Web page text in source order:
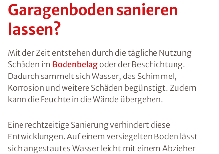
Garagenboden sanieren
lassen?
Mit der Zeit entstehen durch die tägliche Nutzung
Schäden im Bodenbelagoder der Beschichtung.
Dadurch sammelt sich Wasser, das Schimmel,
Korrosion und weitere Schäden begünstigt. Zudem
kann die Feuchte in die Wände übergehen.
Eine rechtzeitige Sanierung verhindert diese
Entwicklungen. Auf einem versiegelten Boden lässt
sich angestautes Wasser leicht mit einem Abzieher